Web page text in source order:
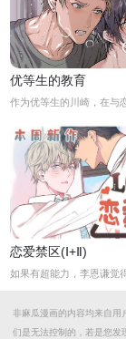
优等生的教育
恋爱禁区(Ⅰ+Ⅱ)
非麻瓜漫画的内容均来自用
们是无法控制的，若是您发